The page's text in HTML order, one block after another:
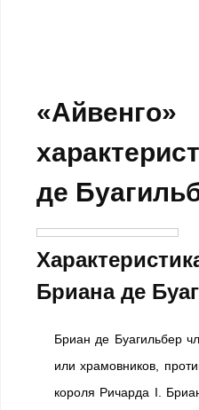
«Айвенго»
де
Бриана де
Бриан де Буагильбер
или храмовников,
короля Ричарда I.